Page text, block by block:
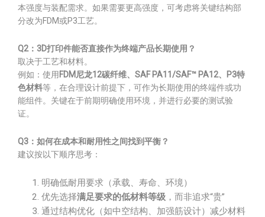
本强度与装配需求。如果需要更高强度，可考虑将关键结构部
分改为FDM或P3工艺。
Q2：3D打印件能否直接作为终端产品长期使用？
取决于工艺和材料。
例如：使用 FDM尼龙12碳纤维、SAF PA11/SAF™ PA12、P3特
色材料等，在合理设计前提下，可作为长期使用的终端件或功
能组件。关键在于前期明确使用环境，并进行必要的测试验
证。
Q3：如何在成本和耐用性之间找到平衡？
建议按以下顺序思考：
明确低耐用要求（承载、寿命、环境）
优先选择满足要求的低材料等级 ，而非追求“贵”
通过结构优化（如中空结构、加强筋设计）减少材料